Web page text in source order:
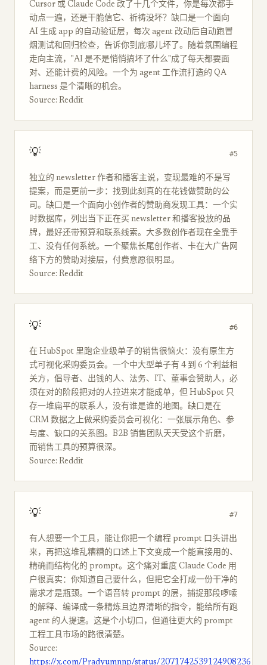
Cursor 或 Claude Code 改了十几个文件，你是每次都手
动点一遍，还是干脆信它、祈祷没坏？缺口是一个面向
AI 生成 app 的自动验证层，每次 agent 改动后自动跑冒
烟测试和回归检查，告诉你到底哪儿坏了。随着氛围编程
走向主流，"AI 是不是悄悄搞坏了什么"成了每天都要面
对、还能计费的风险。一个为 agent 工作流打造的 QA
harness 是个清晰的机会。
Source: Reddit
💡 #5
独立的 newsletter 作者和播客主说，变现最难的不是写
提案，而是更前一步：找到此刻真的在花钱做赞助的公
司。缺口是一个面向小创作者的赞助商发现工具：一个实
时数据库，列出当下正在买 newsletter 和播客投放的品
牌，最好还带预算和联系线索。大多数创作者现在全靠手
工、没有任何系统。一个聚焦长尾创作者、卡在大广告网
络下方的赞助对接层，付费意愿很明显。
Source: Reddit
💡 #6
在 HubSpot 里跑企业级单子的销售很恼火：没有原生方
式可视化采购委员会。一个中大型单子有 4 到 6 个利益相
关方，倡导者、出钱的人、法务、IT、董事会赞助人，必
须在对的阶段把对的人拉进来才能成单，但 HubSpot 只
存一堆扁平的联系人，没有谁是谁的地图。缺口是在
CRM 数据之上做采购委员会可视化：一张展示角色、参
与度、缺口的关系图。B2B 销售团队天天受这个折磨，
而销售工具的预算很深。
Source: Reddit
💡 #7
有人想要一个工具，能让你把一个编程 prompt 口头讲出
来，再把这堆乱糟糟的口述上下文变成一个能直接用的、
精确而结构化的 prompt。这个痛对重度 Claude Code 用
户很真实：你知道自己要什么，但把它全打成一份干净的
需求才是瓶颈。一个语音转 prompt 的层，捕捉那段啰嗦
的解释、编译成一条精炼且边界清晰的指令，能给所有跑
agent 的人提速。这是个小切口，但通往更大的 prompt
工程工具市场的路很清楚。
Source:
https://x.com/Pradyumnnp/status/2071742539124908236